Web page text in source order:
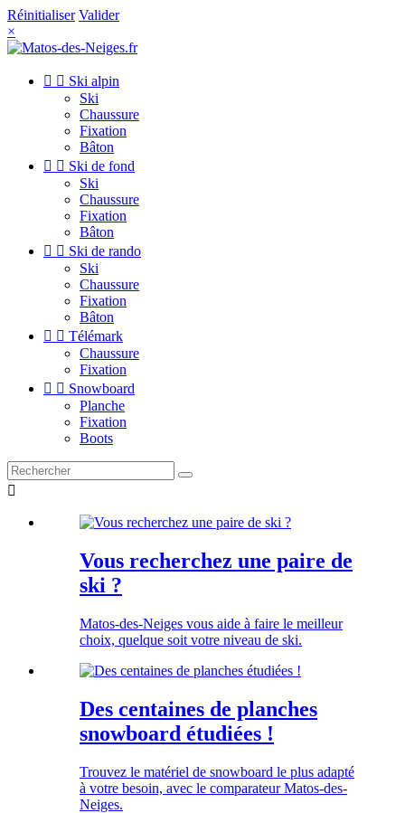
Réinitialiser Valider
×
  Ski alpin
Ski
Chaussure
Fixation
Bâton
  Ski de fond
Ski
Chaussure
Fixation
Bâton
  Ski de rando
Ski
Chaussure
Fixation
Bâton
  Télémark
Chaussure
Fixation
  Snowboard
Planche
Fixation
Boots

Vous recherchez une paire de
ski ?
Matos-des-Neiges vous aide à faire le meilleur
choix, quelque soit votre niveau de ski.
Des centaines de planches
snowboard étudiées !
Trouvez le matériel de snowboard le plus adapté
à votre besoin, avec le comparateur Matos-des-
Neiges.